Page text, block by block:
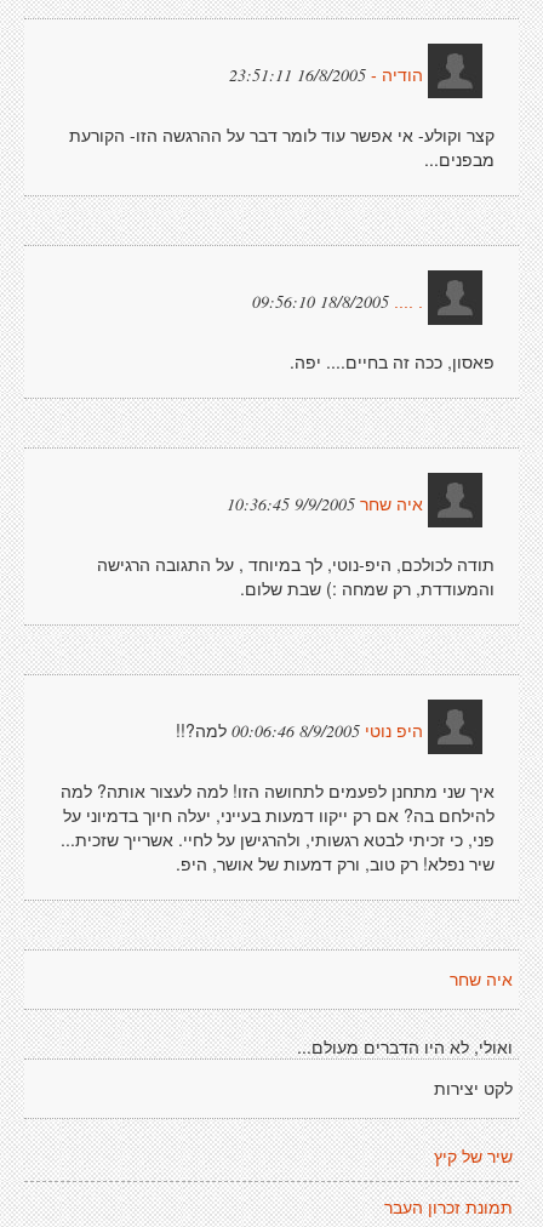
הודיה - 16/8/2005 23:51:11
קצר וקולע- אי אפשר עוד לומר דבר על ההרגשה הזו- הקורעת
מבפנים...
18/8/2005 09:56:10
פאסון, ככה זה בחיים.... יפה.
איה שחר 9/9/2005 10:36:45
תודה לכולכם, היפ-נוטי, לך במיוחד , על התגובה הרגישה
והמעודדת, רק שמחה :) שבת שלום.
היפ נוטי 8/9/2005 00:06:46 למה?!!
איך שני מתחנן לפעמים לתחושה הזו! למה לעצור אותה? למה
להילחם בה? אם רק ייקוו דמעות בעייני, יעלה חיוך בדמיוני על
פני, כי זכיתי לבטא רגשותי, ולהרגישן על לחיי. אשרייך שזכית...
שיר נפלא! רק טוב, ורק דמעות של אושר, היפ.
איה שחר
ואולי, לא היו הדברים מעולם...
לקט יצירות
שיר של קיץ
תמונת זכרון העבר